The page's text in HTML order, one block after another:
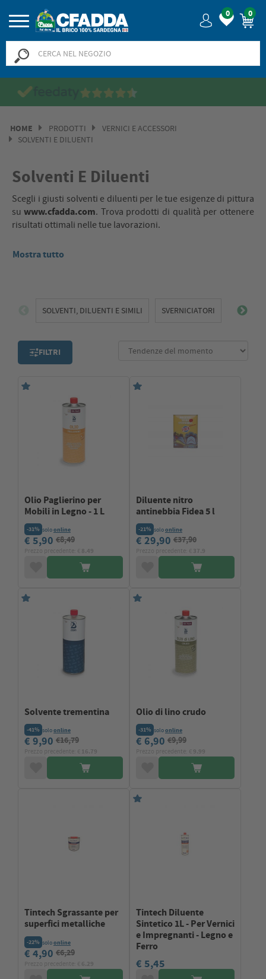
0 0
Saldi? SALDI! Fino al -50% >>
HOME PRODOTTI
VERNICI E ACCESSORI
SOLVENTI E DILUENTI
Solventi E Diluenti
Scegli i giusti solventi e diluenti per le tue esigenze di pittura
su www.cfadda.com. Trova prodotti di qualità per ottenere
risultati ottimali nelle tue lavorazioni.
Mostra tutto
SOLVENTI, DILUENTI E SIMILI SVERNICIATORI
FILTRI
Olio Paglierino per
Mobili in Legno - 1 L
-31% soloonline
€ 5,90 €8,49
Diluente nitro
antinebbia Fidea 5 l
-21% soloonline
€ 29,90 €37,90
Solvente trementina
-41% soloonline
€ 9,90 €16,79
Olio di lino crudo
-31% soloonline
€ 6,90 €9,99
Tintech Sgrassante per
superfici metalliche
-22% soloonline
€ 4,90 €6,29
Tintech Diluente
Sintetico 1L - Per Vernici
e Impregnanti - Legno e
Ferro
€ 5,45